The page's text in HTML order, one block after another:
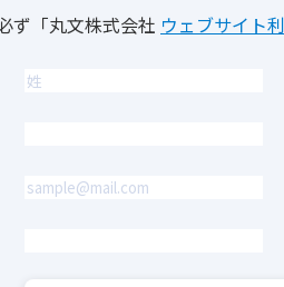
ず「丸文株式会社 ウェブサイト